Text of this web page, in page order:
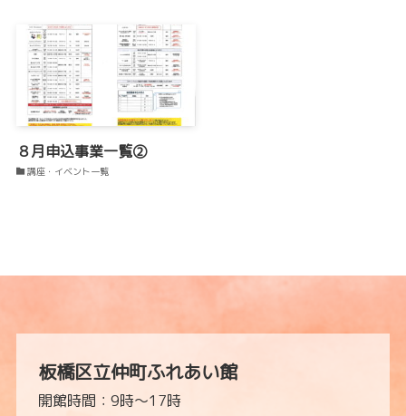
８月申込事業一覧②
講座・イベント一覧
板橋区立仲町ふれあい館
開館時間：9時～17時